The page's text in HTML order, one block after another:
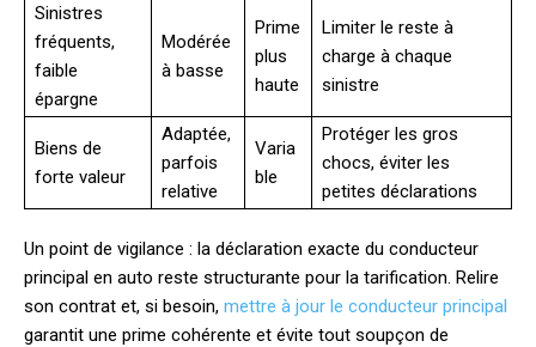
Sinistres
fréquents,
faible
épargne
Modérée
à basse
Prime
plus
haute
Limiter le reste à
charge à chaque
sinistre
Biens de
forte valeur
Adaptée,
parfois
relative
Varia
ble
Protéger les gros
chocs, éviter les
petites déclarations
Un point de vigilance : la déclaration exacte du conducteur
principal en auto reste structurante pour la tarification. Relire
son contrat et, si besoin, mettre à jour le conducteur principal
garantit une prime cohérente et évite tout soupçon de